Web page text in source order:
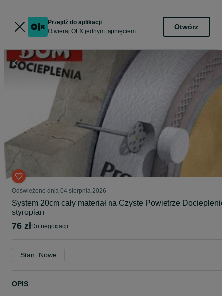
Przejdź do aplikacji
Otwieraj OLX jednym tapnięciem
Otwórz
Odświeżono dnia 04 sierpnia 2026
System 20cm cały materiał na Czyste Powietrze
styropian
76 zł do negocjacji
Stan: Nowe
OPIS